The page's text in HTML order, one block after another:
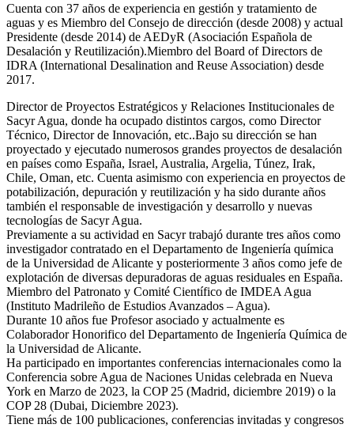
Cuenta con 37 años de experiencia en gestión y tratamiento de
aguas y es Miembro del Consejo de dirección (desde 2008) y actual
Presidente (desde 2014) de AEDyR (Asociación Española de
Desalación y Reutilización).Miembro del Board of Directors de
IDRA (International Desalination and Reuse Association) desde
2017.
Director de Proyectos Estratégicos y Relaciones Institucionales de
Sacyr Agua, donde ha ocupado distintos cargos, como Director
Técnico, Director de Innovación, etc..Bajo su dirección se han
proyectado y ejecutado numerosos grandes proyectos de desalación
en países como España, Israel, Australia, Argelia, Túnez, Irak,
Chile, Oman, etc. Cuenta asimismo con experiencia en proyectos de
potabilización, depuración y reutilización y ha sido durante años
también el responsable de investigación y desarrollo y nuevas
tecnologías de Sacyr Agua.
Previamente a su actividad en Sacyr trabajó durante tres años como
investigador contratado en el Departamento de Ingeniería química
de la Universidad de Alicante y posteriormente 3 años como jefe de
explotación de diversas depuradoras de aguas residuales en España.
Miembro del Patronato y Comité Científico de IMDEA Agua
(Instituto Madrileño de Estudios Avanzados – Agua).
Durante 10 años fue Profesor asociado y actualmente es
Colaborador Honorifico del Departamento de Ingeniería Química de
la Universidad de Alicante.
Ha participado en importantes conferencias internacionales como la
Conferencia sobre Agua de Naciones Unidas celebrada en Nueva
York en Marzo de 2023, la COP 25 (Madrid, diciembre 2019) o la
COP 28 (Dubai, Diciembre 2023).
Tiene más de 100 publicaciones, conferencias invitadas y congresos